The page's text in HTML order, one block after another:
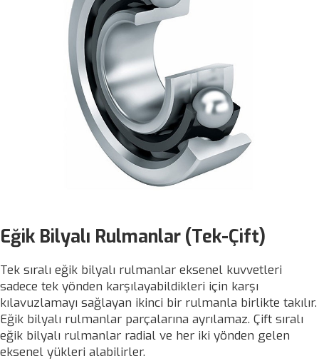
Eğik Bilyalı Rulmanlar (Tek-Çift)
Tek sıralı eğik bilyalı rulmanlar eksenel kuvvetleri
sadece tek yönden karşılayabildikleri için karşı
kılavuzlamayı sağlayan ikinci bir rulmanla birlikte takılır.
Eğik bilyalı rulmanlar parçalarına ayrılamaz. Çift sıralı
eğik bilyalı rulmanlar radial ve her iki yönden gelen
eksenel yükleri alabilirler.